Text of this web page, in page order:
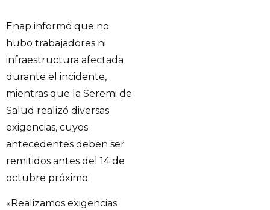
Enap informó que no
hubo trabajadores ni
infraestructura afectada
durante el incidente,
mientras que la Seremi de
Salud realizó diversas
exigencias, cuyos
antecedentes deben ser
remitidos antes del 14 de
octubre próximo.
«Realizamos exigencias